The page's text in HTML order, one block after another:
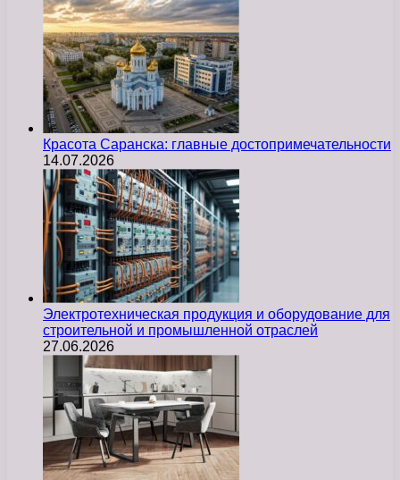
Красота Саранска: главные достопримечательности
14.07.2026
Электротехническая продукция и оборудование для
строительной и промышленной отраслей
27.06.2026